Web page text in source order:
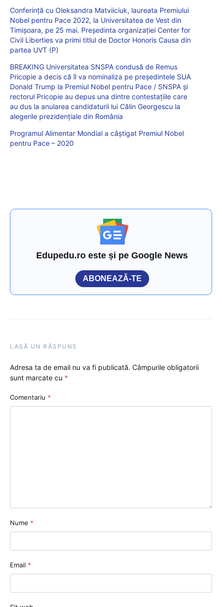
Conferință cu Oleksandra Matviiciuk, laureata Premiului
Nobel pentru Pace 2022, la Universitatea de Vest din
Timișoara, pe 25 mai. Președinta organizației Center for
Civil Liberties va primi titlul de Doctor Honoris Causa din
partea UVT (P)
BREAKING Universitatea SNSPA condusă de Remus
Pricopie a decis că îl va nominaliza pe președintele SUA
Donald Trump la Premiul Nobel pentru Pace / SNSPA și
rectorul Pricopie au depus una dintre contestațiile care
au dus la anularea candidaturii lui Călin Georgescu la
alegerile prezidențiale din România
Programul Alimentar Mondial a câștigat Premiul Nobel
pentru Pace – 2020
Edupedu.ro este și pe Google News
ABONEAZĂ-TE
LASĂ UN RĂSPUNS
Adresa ta de email nu va fi publicată. Câmpurile obligatorii
sunt marcate cu *
Comentariu *
Nume *
Email *